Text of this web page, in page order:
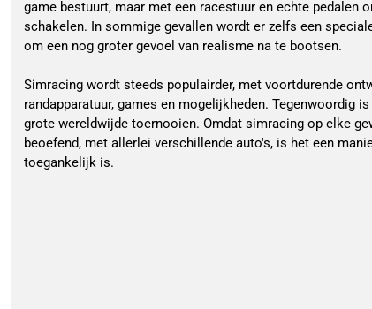
game bestuurt, maar met een racestuur en echte pedalen
schakelen. In sommige gevallen wordt er zelfs een
om een nog groter gevoel van realisme na te bootsen.
Simracing wordt steeds populairder, met voortdurende
randapparatuur, games en mogelijkheden. Tegenwoordig
grote wereldwijde toernooien. Omdat simracing op elke
beoefend, met allerlei verschillende auto's, is het een
toegankelijk is.